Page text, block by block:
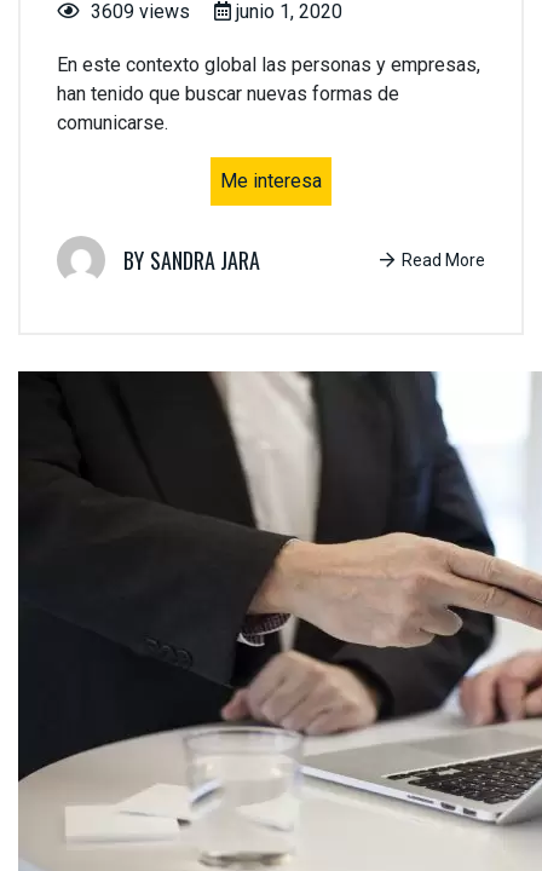
3609 views junio 1, 2020
En este contexto global las personas y empresas,
han tenido que buscar nuevas formas de
comunicarse.
Me interesa
SANDRA JARA Read More